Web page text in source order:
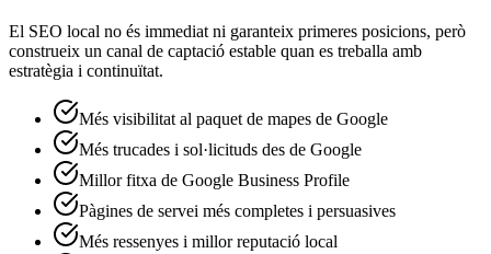
El SEO local no és immediat ni garanteix primeres posicions, però
construeix un canal de captació estable quan es treballa amb
estratègia i continuïtat.
Més visibilitat al paquet de mapes de Google
Més trucades i sol·licituds des de Google
Millor fitxa de Google Business Profile
Pàgines de servei més completes i persuasives
Més ressenyes i millor reputació local